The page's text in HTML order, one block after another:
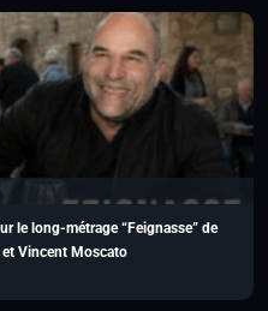
le long-métrage “Feignasse” de
et Vincent Moscato